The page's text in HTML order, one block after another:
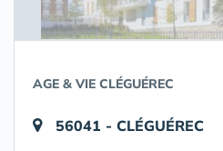
AGE & VIE CLÉGUÉREC
56041 - CLÉGUÉREC